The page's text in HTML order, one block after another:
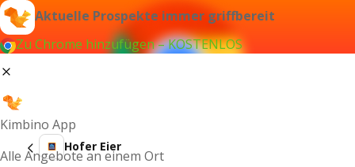
Aktuelle Prospekte immer griffbereit
Zu Chrome hinzufügen – KOSTENLOS
Kimbino App
Alle Angebote an einem Ort
Hofer Eier